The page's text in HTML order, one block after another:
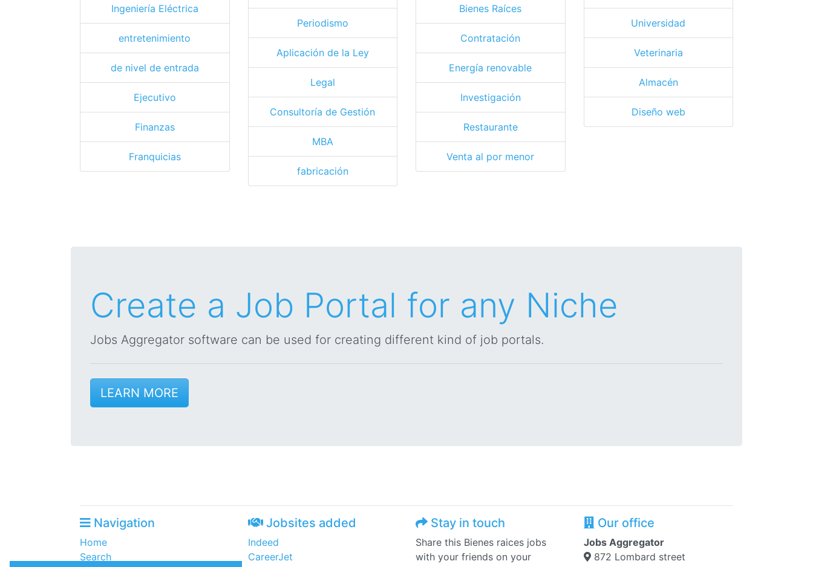
Ingeniería Eléctrica
entretenimiento
de nivel de entrada
Ejecutivo
Finanzas
Franquicias
Periodismo
Aplicación de la Ley
Legal
Consultoría de Gestión
MBA
fabricación
Bienes Raíces
Contratación
Energía renovable
Investigación
Restaurante
Venta al por menor
Universidad
Veterinaria
Almacén
Diseño web
Create a Job Portal for any Niche
Jobs Aggregator software can be used for creating different kind of job portals.
LEARN MORE
Navigation
Home
Search
Jobsites added
Indeed
CareerJet
Stay in touch
Share this Bienes raices jobs
with your friends on your
Our office
Jobs Aggregator
872 Lombard street